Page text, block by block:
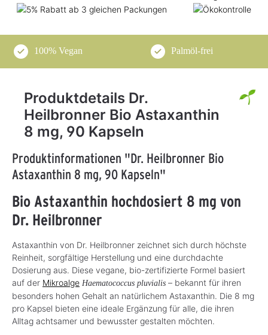
100% Vegan Palmöl-frei
Produktdetails Dr.
Heilbronner Bio Astaxanthin
8 mg, 90 Kapseln
Produktinformationen "Dr. Heilbronner Bio
Astaxanthin 8 mg, 90 Kapseln"
Bio Astaxanthin hochdosiert 8 mg von
Dr. Heilbronner
Astaxanthin von Dr. Heilbronner zeichnet sich durch höchste
Reinheit, sorgfältige Herstellung und eine durchdachte
Dosierung aus. Diese vegane, bio-zertifizierte Formel basiert
auf der Mikroalge Haematococcus pluvialis – bekannt für ihren
besonders hohen Gehalt an natürlichem Astaxanthin. Die 8 mg
pro Kapsel bieten eine ideale Ergänzung für alle, die ihren
Alltag achtsamer und bewusster gestalten möchten.